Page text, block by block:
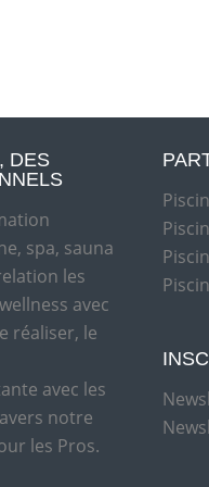
DES
spa, sauna
les
avec
réaliser, le
avec les
notre
les Pros.